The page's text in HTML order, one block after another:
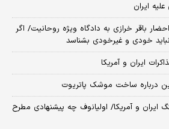
ایران
باقر خرازی به دادگاه ویژه روحانیت/ اگر
خودی و غیرخودی بشناسد
ایران و آمریکا
درباره ساخت موشک پاتریوت
ایران و آمریکا/ اولیانوف چه پیشنهادی مطرح